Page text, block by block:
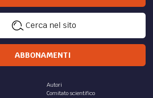
Cerca nel sito
ABBONAMENTI
Autori
Comitato scientifico